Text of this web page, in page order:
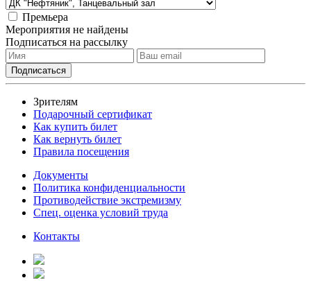
Премьера
Мероприятия не найдены
Подписаться на рассылку
Зрителям
Подарочный сертификат
Как купить билет
Как вернуть билет
Правила посещения
Документы
Политика конфиденциальности
Противодействие экстремизму
Спец. оценка условий труда
Контакты